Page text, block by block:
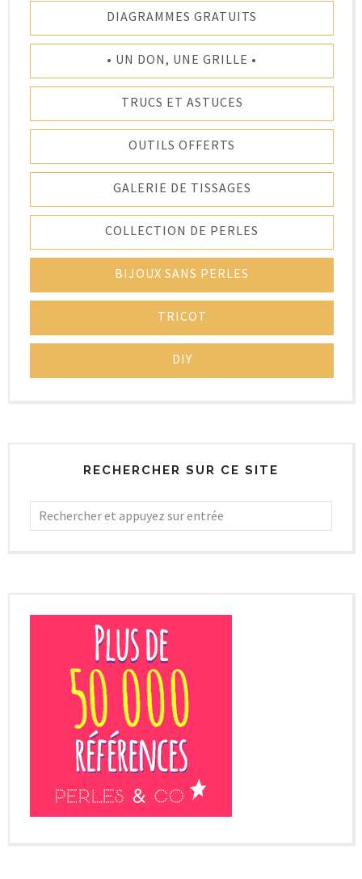
DIAGRAMMES GRATUITS
• UN DON, UNE GRILLE •
TRUCS ET ASTUCES
OUTILS OFFERTS
GALERIE DE TISSAGES
COLLECTION DE PERLES
BIJOUX SANS PERLES
TRICOT
DIY
RECHERCHER SUR CE SITE